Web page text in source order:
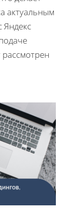
актуальным
Яндекс